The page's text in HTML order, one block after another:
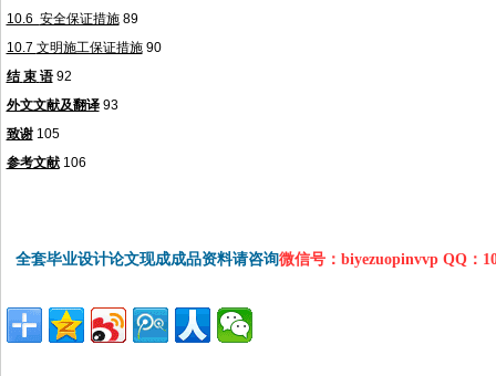
10.6 安全保证措施89
10.7 文明施工保证措施90
结 束 语92
外文文献及翻译93
致谢105
参考文献106
全套毕业设计论文现成成品资料请咨询微信号：biyezuopinvvp QQ